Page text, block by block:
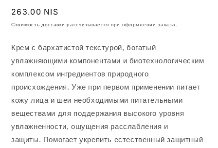
Обычная
цена
263.00 NIS
Стоимость доставки рассчитывается при оформлении заказа.
Крем с бархатистой текстурой, богатый
увлажняющими компонентами и биотехнологическим
комплексом ингредиентов природного
происхождения. Уже при первом применении питает
кожу лица и шеи необходимыми питательными
веществами для поддержания высокого уровня
увлажненности, ощущения расслабления и
защиты. Помогает укрепить естественный защитный